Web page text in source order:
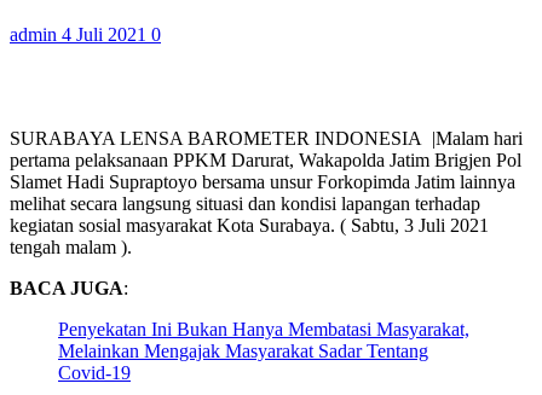
admin 4 Juli 2021 0
SURABAYA LENSA BAROMETER INDONESIA |Malam hari
pertama pelaksanaan PPKM Darurat, Wakapolda Jatim Brigjen Pol
Slamet Hadi Supraptoyo bersama unsur Forkopimda Jatim lainnya
melihat secara langsung situasi dan kondisi lapangan terhadap
kegiatan sosial masyarakat Kota Surabaya. ( Sabtu, 3 Juli 2021
tengah malam ).
BACA JUGA:
Penyekatan Ini Bukan Hanya Membatasi Masyarakat,
Melainkan Mengajak Masyarakat Sadar Tentang
Covid-19